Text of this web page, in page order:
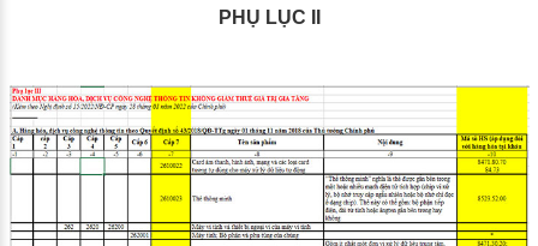
PHỤ LỤC II